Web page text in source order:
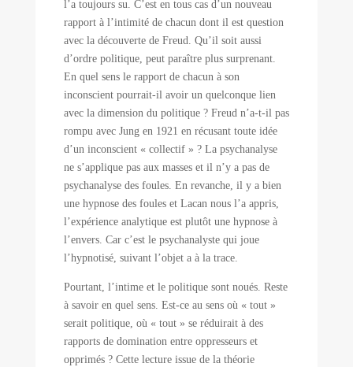
l’a toujours su. C’est en tous cas d’un nouveau
rapport à l’intimité de chacun dont il est question
avec la découverte de Freud. Qu’il soit aussi
d’ordre politique, peut paraître plus surprenant.
En quel sens le rapport de chacun à son
inconscient pourrait-il avoir un quelconque lien
avec la dimension du politique ? Freud n’a-t-il pas
rompu avec Jung en 1921 en récusant toute idée
d’un inconscient « collectif » ? La psychanalyse
ne s’applique pas aux masses et il n’y a pas de
psychanalyse des foules. En revanche, il y a bien
une hypnose des foules et Lacan nous l’a appris,
l’expérience analytique est plutôt une hypnose à
l’envers. Car c’est le psychanalyste qui joue
l’hypnotisé, suivant l’objet a à la trace.
Pourtant, l’intime et le politique sont noués. Reste
à savoir en quel sens. Est-ce au sens où « tout »
serait politique, où « tout » se réduirait à des
rapports de domination entre oppresseurs et
opprimés ? Cette lecture issue de la théorie